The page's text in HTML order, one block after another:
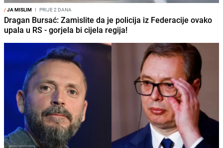
/JA MISLIM I PRIJE 2 DANA
Dragan Bursać: Zamislite da je policija iz Federacije ovako
upala u RS - gorjela bi cijela regija!